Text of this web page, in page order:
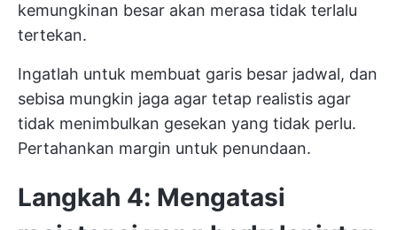
kemungkinan besar akan merasa tidak terlalu
tertekan.
Ingatlah untuk membuat garis besar jadwal, dan
sebisa mungkin jaga agar tetap realistis agar
tidak menimbulkan gesekan yang tidak perlu.
Pertahankan margin untuk penundaan.
Langkah 4: Mengatasi